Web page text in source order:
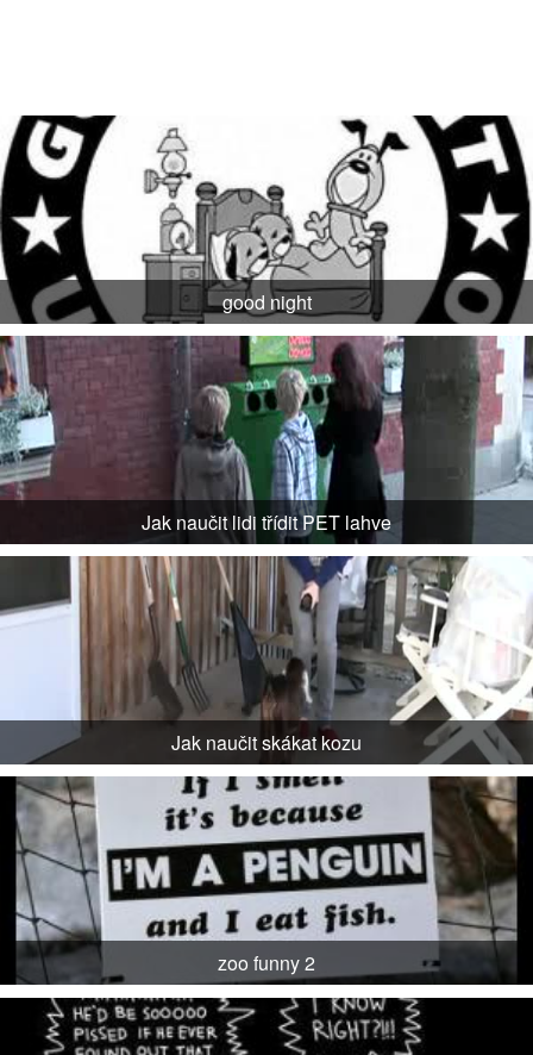
good night
Jak naučit lidi třídit PET lahve
Jak naučit skákat kozu
zoo funny 2